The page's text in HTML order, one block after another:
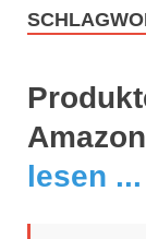
lesen ...